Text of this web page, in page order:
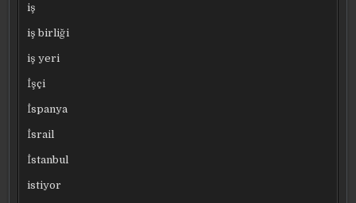
iş
iş birliği
iş yeri
İşçi
İspanya
İsrail
İstanbul
istiyor